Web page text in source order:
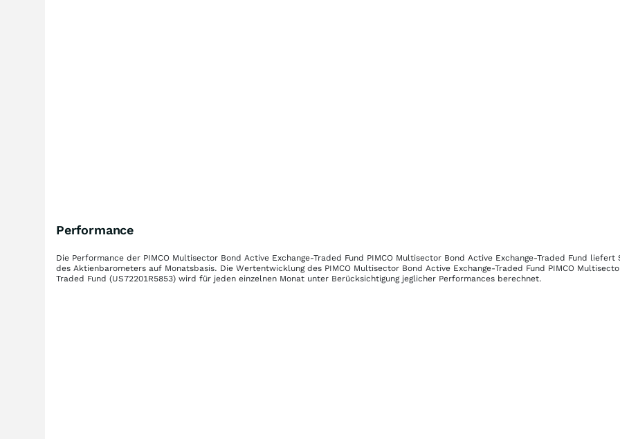
Performance
Die Performance der PIMCO Multisector Bond Active Exchange-Traded Fund PIMCO Multisector Bond Active Exchange-Traded Fund liefert
des Aktienbarometers auf Monatsbasis. Die Wertentwicklung des PIMCO Multisector Bond Active Exchange-Traded Fund PIMCO
Traded Fund (US72201R5853) wird für jeden einzelnen Monat unter Berücksichtigung jeglicher Performances berechnet.